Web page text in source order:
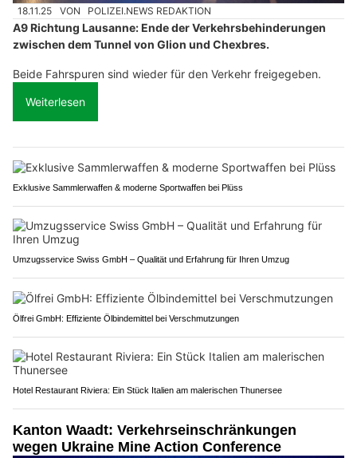
18.11.25 VON POLIZEI.NEWS REDAKTION
A9 Richtung Lausanne: Ende der Verkehrsbehinderungen
zwischen dem Tunnel von Glion und Chexbres.
Beide Fahrspuren sind wieder für den Verkehr freigegeben.
Weiterlesen
Exklusive Sammlerwaffen & moderne Sportwaffen bei Plüss
Umzugsservice Swiss GmbH – Qualität und Erfahrung für Ihren Umzug
Ölfrei GmbH: Effiziente Ölbindemittel bei Verschmutzungen
Hotel Restaurant Riviera: Ein Stück Italien am malerischen Thunersee
Kanton Waadt: Verkehrseinschränkungen
wegen Ukraine Mine Action Conference